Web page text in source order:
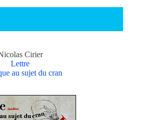
Cirier
Lettre
au sujet du cran